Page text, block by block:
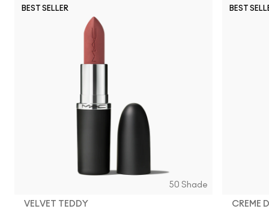
BEST SELLER
50 Shade
VELVET TEDDY
BEST
CREME